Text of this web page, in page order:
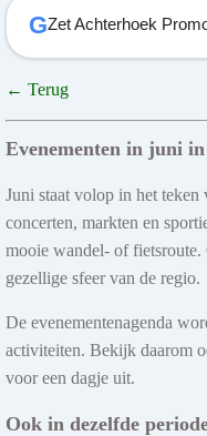
GZet Achterhoek
← Terug
Evenementen in juni
Juni staat volop in het
concerten, markten en
mooie wandel- of
gezellige sfeer van de regio.
De evenementenagenda
activiteiten. Bekijk daarom
voor een dagje uit.
Ook in dezelfde